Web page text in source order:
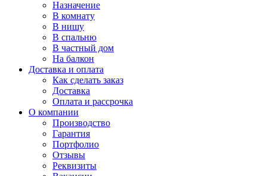
Назначение
В комнату
В нишу
В спальню
В частный дом
На балкон
Доставка и оплата
Как сделать заказ
Доставка
Оплата и рассрочка
О компании
Производство
Гарантия
Портфолио
Отзывы
Реквизиты